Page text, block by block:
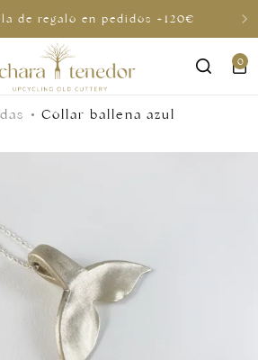
de regalo en pedidos +120€
0
Collar ballena azul